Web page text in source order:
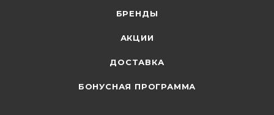
БРЕНДЫ
АКЦИИ
ДОСТАВКА
БОНУСНАЯ ПРОГРАММА